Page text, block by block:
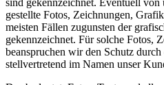
gestellte Fotos, Zeichnungen,
meisten Fällen zugunsten der
gekennzeichnet. Für solche Fotos,
beanspruchen wir den Schutz durch
stellvertretend im Namen unser